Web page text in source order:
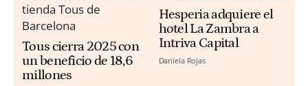
Tous cierra 2025 con
un beneficio de 18,6
millones
Hesperia adquiere el
hotel La Zambra a
Intriva Capital
Daniela Rojas